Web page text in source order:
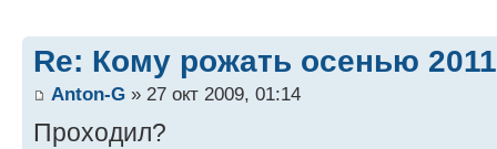
Re: Кому рожать осенью
Anton-G » 27 окт 2009, 01:14
Проходил?